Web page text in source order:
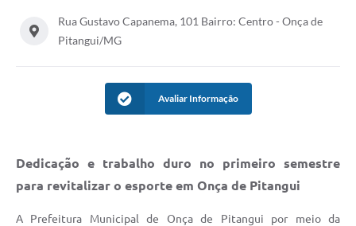
Rua Gustavo Capanema, 101 Bairro: Centro - Onça de
Pitangui/MG
Avaliar Informação
Dedicação e trabalho duro no primeiro semestre
para revitalizar o esporte em Onça de Pitangui
A Prefeitura Municipal de Onça de Pitangui por meio da